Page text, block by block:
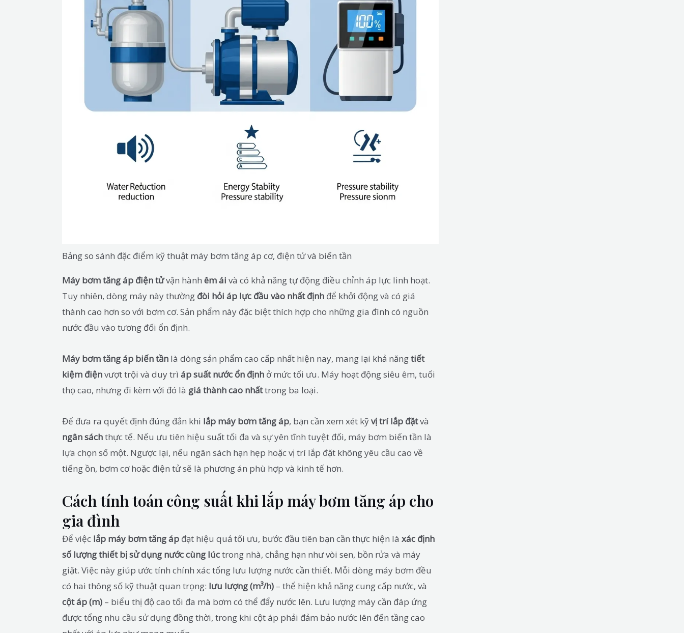
Bảng so sánh đặc điểm kỹ thuật máy bơm tăng áp cơ, điện tử và biến tần
Máy bơm tăng áp điện tửvận hành êm ái và có khả năng tự động điều chỉnh áp lực linh hoạt.
Tuy nhiên, dòng máy này thường đòi hỏi áp lực đầu vào nhất định để khởi động và có giá
thành cao hơn so với bơm cơ. Sản phẩm này đặc biệt thích hợp cho những gia đình có nguồn
nước đầu vào tương đối ổn định.
Máy bơm tăng áp biến tần là dòng sản phẩm cao cấp nhất hiện nay, mang lại khả năngtiết
kiệm điệnvượt trội và duy trì áp suất nước ổn định ở mức tối ưu. Máy hoạt động siêu êm, tuổi
thọ cao, nhưng đi kèm với đó là giá thành cao nhấttrong ba loại.
Để đưa ra quyết định đúng đắn khi lắp máy bơm tăng áp, bạn cần xem xét kỹvị trí lắp đặtvà
ngân sáchthực tế. Nếu ưu tiên hiệu suất tối đa và sự yên tĩnh tuyệt đối, máy bơm biến tần là
lựa chọn số một. Ngược lại, nếu ngân sách hạn hẹp hoặc vị trí lắp đặt không yêu cầu cao về
tiếng ồn, bơm cơ hoặc điện tử sẽ là phương án phù hợp và kinh tế hơn.
Cách tính toán công suất khi lắp máy bơm tăng áp cho
gia đình
Để việc lắp máy bơm tăng áp đạt hiệu quả tối ưu, bước đầu tiên bạn cần thực hiện là xác định
số lượng thiết bị sử dụng nước cùng lúctrong nhà, chẳng hạn như vòi sen, bồn rửa và máy
giặt. Việc này giúp ước tính chính xác tổng lưu lượng nước cần thiết. Mỗi dòng máy bơm đều
có hai thông số kỹ thuật quan trọng: lưu lượng (m³/h) – thể hiện khả năng cung cấp nước, và
cột áp (m) – biểu thị độ cao tối đa mà bơm có thể đẩy nước lên. Lưu lượng máy cần đáp ứng
được tổng nhu cầu sử dụng đồng thời, trong khi cột áp phải đảm bảo nước lên đến tầng cao